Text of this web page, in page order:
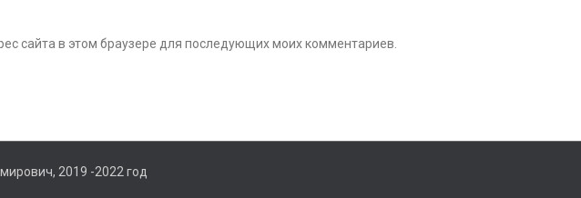
сайта в этом браузере для последующих моих комментариев.
2019 -2022 год